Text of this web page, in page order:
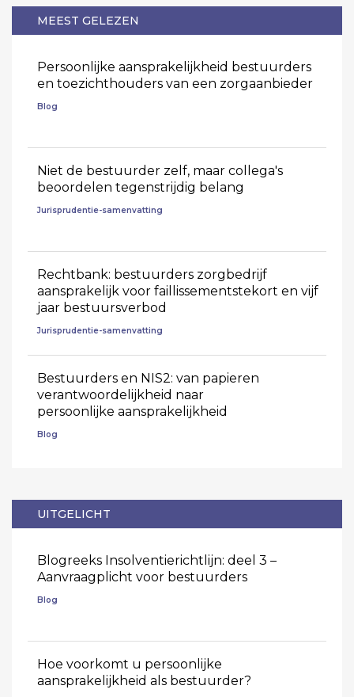
MEEST GELEZEN
Persoonlijke aansprakelijkheid bestuurders
en toezichthouders van een zorgaanbieder
Blog
Niet de bestuurder zelf, maar collega's
beoordelen tegenstrijdig belang
Jurisprudentie-samenvatting
Rechtbank: bestuurders zorgbedrijf
aansprakelijk voor faillissementstekort en vijf
jaar bestuursverbod
Jurisprudentie-samenvatting
Bestuurders en NIS2: van papieren
verantwoordelijkheid naar
persoonlijke aansprakelijkheid
Blog
UITGELICHT
Blogreeks Insolventierichtlijn: deel 3 –
Aanvraagplicht voor bestuurders
Blog
Hoe voorkomt u persoonlijke
aansprakelijkheid als bestuurder?